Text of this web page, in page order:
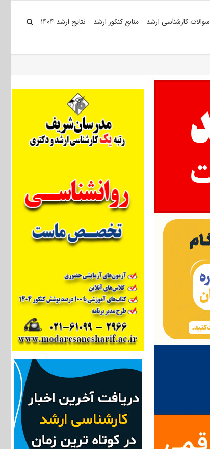
سوالات کارشناسی ارشد منابع کنکور ارشد نتایج ارشد ۱۴۰۴